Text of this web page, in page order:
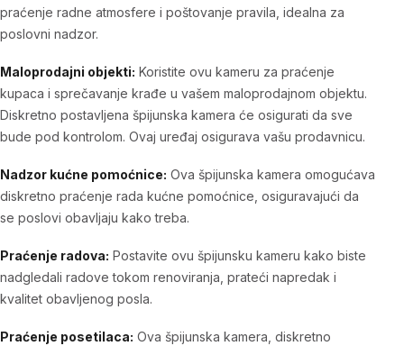
praćenje radne atmosfere i poštovanje pravila, idealna za
poslovni nadzor.
Maloprodajni objekti: Koristite ovu kameru za praćenje
kupaca i sprečavanje krađe u vašem maloprodajnom objektu.
Diskretno postavljena špijunska kamera će osigurati da sve
bude pod kontrolom. Ovaj uređaj osigurava vašu prodavnicu.
Nadzor kućne pomoćnice: Ova špijunska kamera omogućava
diskretno praćenje rada kućne pomoćnice, osiguravajući da
se poslovi obavljaju kako treba.
Praćenje radova: Postavite ovu špijunsku kameru kako biste
nadgledali radove tokom renoviranja, prateći napredak i
kvalitet obavljenog posla.
Praćenje posetilaca: Ova špijunska kamera, diskretno